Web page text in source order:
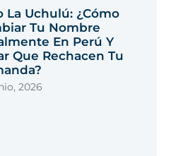
La Uchulú: ¿cómo
Tu Nombre
En Perú Y
Que Rechacen Tu
2026